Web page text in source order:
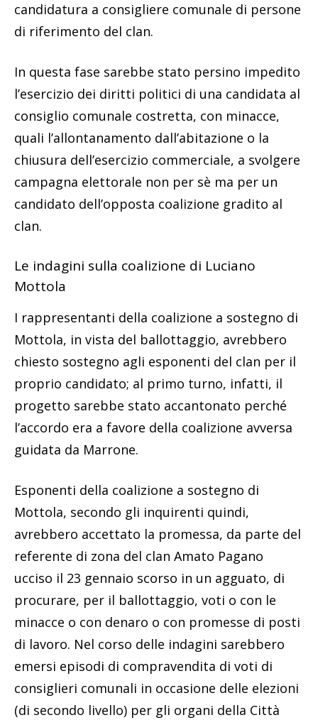
candidatura a consigliere comunale di persone
di riferimento del clan.
In questa fase sarebbe stato persino impedito
l’esercizio dei diritti politici di una candidata al
consiglio comunale costretta, con minacce,
quali l’allontanamento dall’abitazione o la
chiusura dell’esercizio commerciale, a svolgere
campagna elettorale non per sè ma per un
candidato dell’opposta coalizione gradito al
clan.
Le indagini sulla coalizione di Luciano
Mottola
I rappresentanti della coalizione a sostegno di
Mottola, in vista del ballottaggio, avrebbero
chiesto sostegno agli esponenti del clan per il
proprio candidato; al primo turno, infatti, il
progetto sarebbe stato accantonato perché
l’accordo era a favore della coalizione avversa
guidata da Marrone.
Esponenti della coalizione a sostegno di
Mottola, secondo gli inquirenti quindi,
avrebbero accettato la promessa, da parte del
referente di zona del clan Amato Pagano
ucciso il 23 gennaio scorso in un agguato, di
procurare, per il ballottaggio, voti o con le
minacce o con denaro o con promesse di posti
di lavoro. Nel corso delle indagini sarebbero
emersi episodi di compravendita di voti di
consiglieri comunali in occasione delle elezioni
(di secondo livello) per gli organi della Città